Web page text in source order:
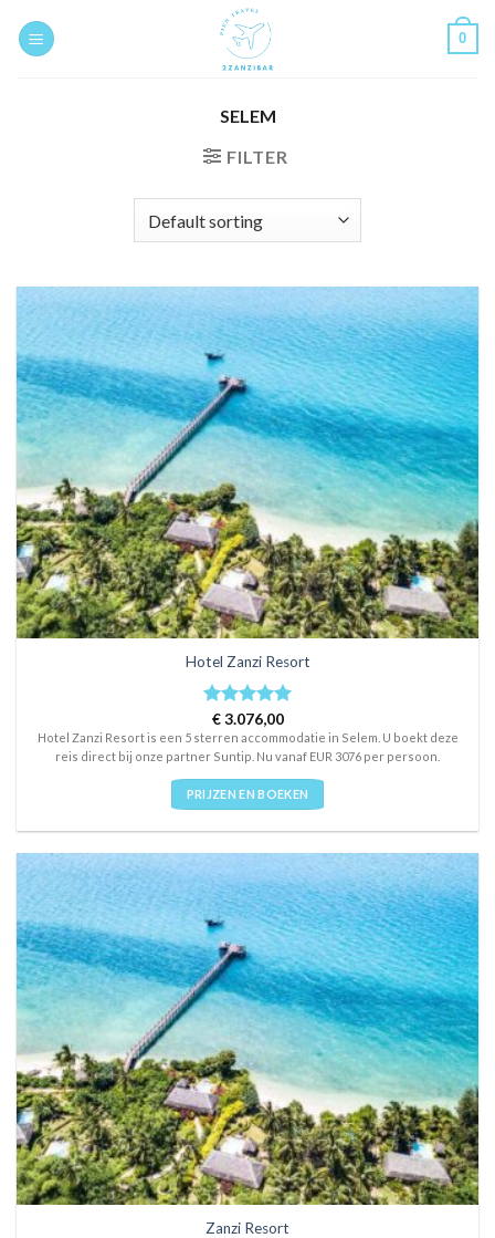
0
SELEM
FILTER
Hotel Zanzi Resort
Rated5
out of 5
€3.076,00
Hotel Zanzi Resort is een 5 sterren accommodatie in Selem. U boekt deze
reis direct bij onze partner Suntip. Nu vanaf EUR 3076 per persoon.
PRIJZEN EN BOEKEN
Zanzi Resort